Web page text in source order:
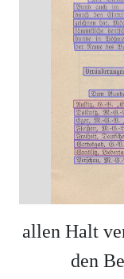
allen Halt ve
den Be